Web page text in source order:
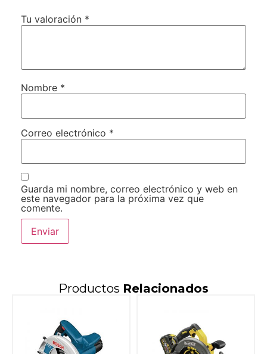
Tu valoración *
Nombre *
Correo electrónico *
Guarda mi nombre, correo electrónico y web en
este navegador para la próxima vez que
comente.
Productos Relacionados